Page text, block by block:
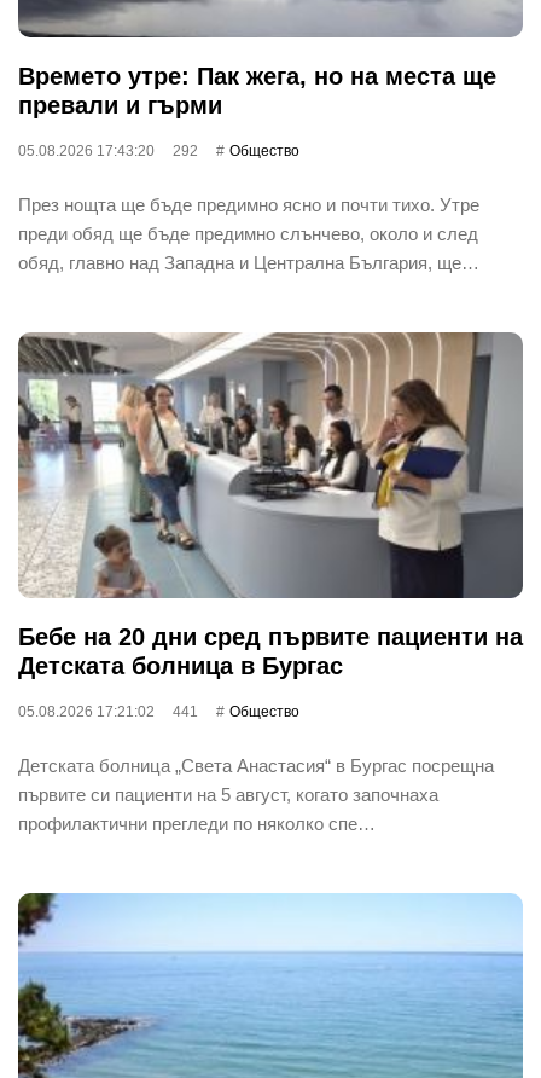
Времето утре: Пак жега, но на места ще
превали и гърми
05.08.2026 17:43:20 292 Общество
През нощта ще бъде предимно ясно и почти тихо. Утре
преди обяд ще бъде предимно слънчево, около и след
обяд, главно над Западна и Централна България, ще…
Бебе на 20 дни сред първите пациенти на
Детската болница в Бургас
05.08.2026 17:21:02 441 Общество
Детската болница „Света Анастасия“ в Бургас посрещна
първите си пациенти на 5 август, когато започнаха
профилактични прегледи по няколко спе…